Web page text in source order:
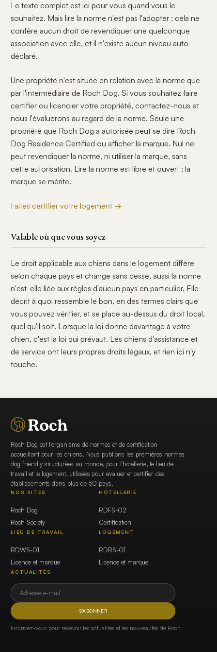
Le texte complet est ici pour vous quand vous le
souhaitez. Mais lire la norme n'est pas l'adopter : cela ne
confère aucun droit de revendiquer une quelconque
association avec elle, et il n'existe aucun niveau auto-
déclaré.
Une propriété n'est située en relation avec la norme que
par l'intermédiaire de Roch Dog. Si vous souhaitez faire
certifier ou licencier votre propriété, contactez-nous et
nous l'évaluerons au regard de la norme. Seule une
propriété que Roch Dog a autorisée peut se dire Roch
Dog Residence Certified ou afficher la marque. Nul ne
peut revendiquer la norme, ni utiliser la marque, sans
cette autorisation. Lire la norme est libre et ouvert ; la
marque se mérite.
Faites certifier votre logement →
Valable où que vous soyez
Le droit applicable aux chiens dans le logement diffère
selon chaque pays et change sans cesse, aussi la norme
n'est-elle liée aux règles d'aucun pays en particulier. Elle
décrit à quoi ressemble le bon, en des termes clairs que
vous pouvez vérifier, et se place au-dessus du droit local,
quel qu'il soit. Lorsque la loi donne davantage à votre
chien, c'est la loi qui prévaut. Les chiens d'assistance et
de service ont leurs propres droits légaux, et rien ici n'y
touche.
Roch Dog est l'organisme de normes et de certification
accueillant pour les chiens. Nous publions les premières normes
dog friendly structurées au monde, pour l'hôtellerie, le lieu de
travail et le logement, utilisées pour évaluer et certifier des
établissements dans plus de 50 pays.
NOS SITES
Roch Dog
Roch Society
HÔTELLERIE
RDFS-02
Certification
LIEU DE TRAVAIL
RDWS-01
Licence et marque
LOGEMENT
RDRS-01
Licence et marque
ACTUALITÉS
S'ABONNER
Inscrivez-vous pour recevoir les actualités et les nouveautés de Roch.